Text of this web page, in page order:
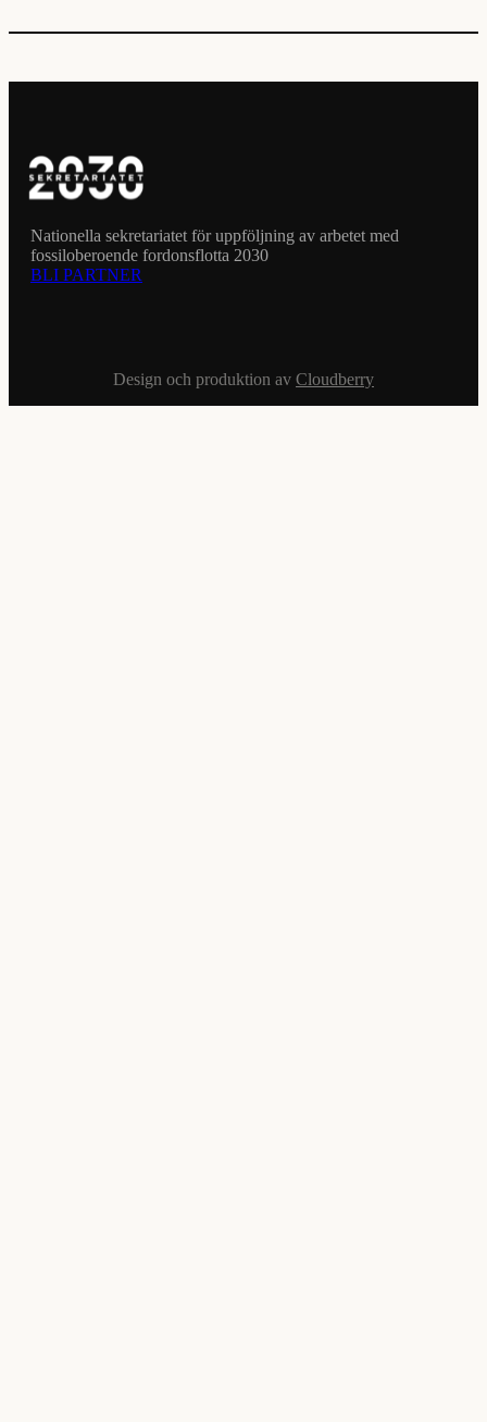
Nationella sekretariatet för uppföljning av arbetet med
fossiloberoende fordonsflotta 2030
BLI PARTNER
Design och produktion av Cloudberry